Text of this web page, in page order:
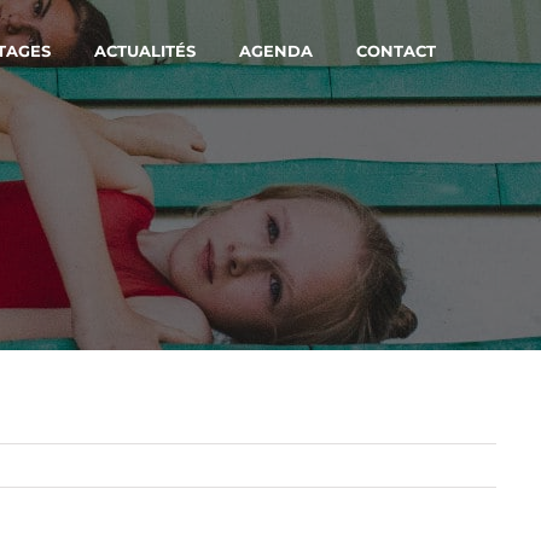
ACTUALITÉS AGENDA CONTACT